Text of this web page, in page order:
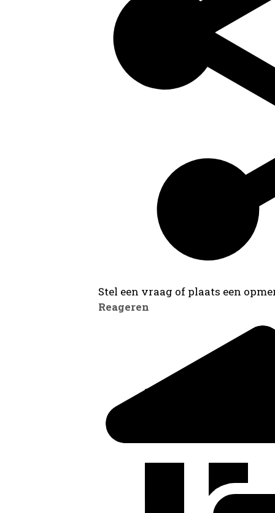
Stel een vraag of plaats een
Reageren